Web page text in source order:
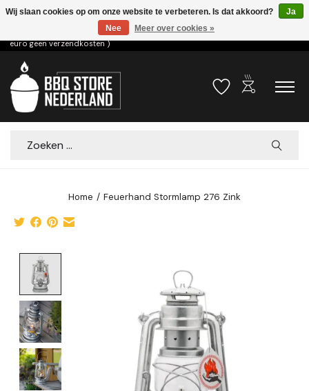
Voor 15.00u besteld dezelfde dag verzonden! ( 6,95 verzendkosten, vanaf 75
euro geen verzendkosten )
Verlanglijst
outdoor_grill
Zoeken
Home / Feuerhand Stormlamp 276 Zink
Wij slaan cookies op om onze website te verbeteren. Is dat akkoord?
Ja
Nee
Meer over cookies »